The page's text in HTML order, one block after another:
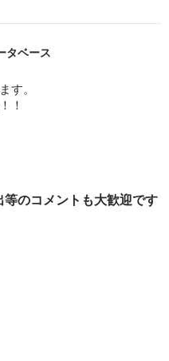
タベース
す。
！
のコメントも大歓迎です